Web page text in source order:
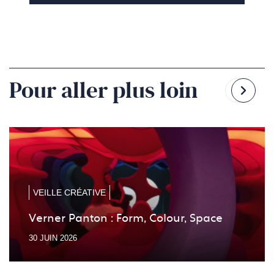
Pour aller plus loin
lala
VEILLE CRÉATIVE
Verner Panton : Form, Colour, Space
30 JUIN 2026